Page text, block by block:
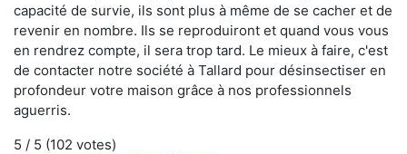
capacité de survie, ils sont plus à même de se cacher et de
revenir en nombre. Ils se reproduiront et quand vous vous
en rendrez compte, il sera trop tard. Le mieux à faire, c'est
de contacter notre société à Tallard pour désinsectiser en
profondeur votre maison grâce à nos professionnels
aguerris.
5 / 5 (102 votes)